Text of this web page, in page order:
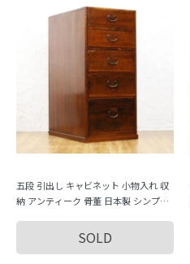
五段 引出し キャビネット 小物入れ 収
納 アンティーク 骨董 日本製 シンプル
SOLD